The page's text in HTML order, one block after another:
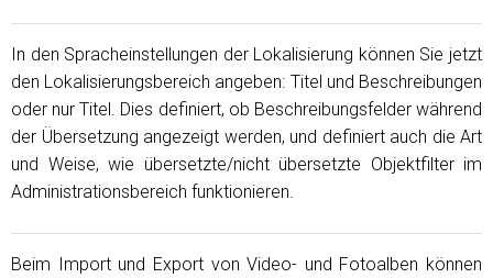
In den Spracheinstellungen der Lokalisierung können Sie jetzt
den Lokalisierungsbereich angeben: Titel und Beschreibungen
oder nur Titel. Dies definiert, ob Beschreibungsfelder während
der Übersetzung angezeigt werden, und definiert auch die Art
und Weise, wie übersetzte/nicht übersetzte Objektfilter im
Administrationsbereich funktionieren.
Beim Import und Export von Video- und Fotoalben können